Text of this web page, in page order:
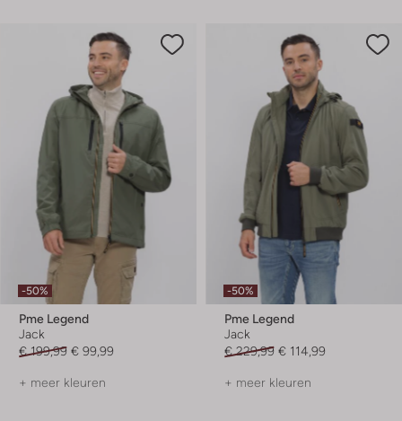
-50%
Pme Legend
Jack
€ 199,99 € 99,99
+ meer kleuren
-50%
Pme Legend
Jack
€ 229,99 € 114,99
+ meer kleuren